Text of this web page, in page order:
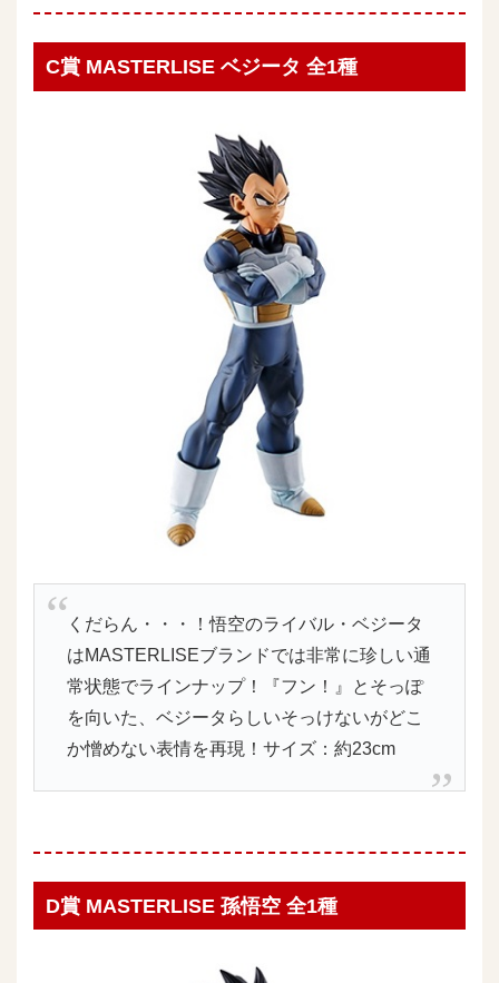
C賞 MASTERLISE ベジータ 全1種
くだらん・・・！悟空のライバル・ベジータ
はMASTERLISEブランドでは非常に珍しい通
常状態でラインナップ！『フン！』とそっぽ
を向いた、ベジータらしいそっけないがどこ
か憎めない表情を再現！サイズ：約23cm
D賞 MASTERLISE 孫悟空 全1種